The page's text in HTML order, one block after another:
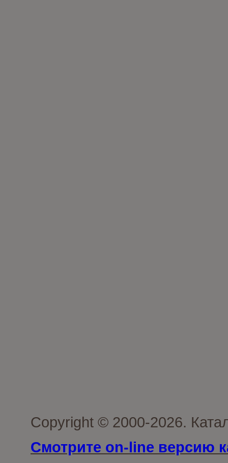
Copyright © 2000-2026.
Смотрите on-line версию